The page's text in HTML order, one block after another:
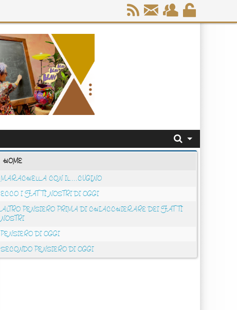
HOME
MARACHELLA CON IL....CUGINO
ECCO I FATTI NOSTRI DI OGGI
ALTRO PENSIERO PRIMA DI CHIACCHIERARE DEI FATTI
NOSTRI
PENSIERO DI OGGI
SECONDO PENSIERO DI OGGI